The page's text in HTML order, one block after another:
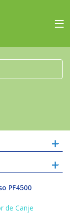
PF4500
de Canje